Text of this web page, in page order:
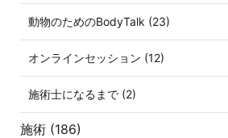
動物のためのBodyTalk (23)
オンラインセッション (12)
施術士になるまで (2)
施術 (186)